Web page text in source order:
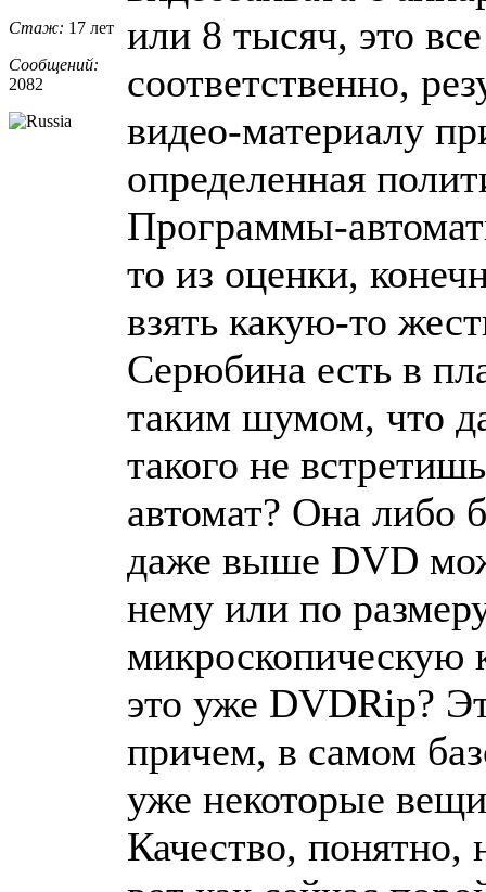
Стаж: 17 лет
Сообщений:
2082
или 8 тысяч, это
соответственно,
видео-материалу
определенная
Программы-
то из оценки,
взять какую-то
Серюбина есть в
таким шумом, что
такого не
автомат? Она
даже выше DVD
нему или по
микроскопическую
это уже DVDRip?
причем, в самом
уже некоторые
Качество,